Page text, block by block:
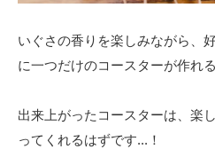
いぐさの香りを楽しみながら、
に一つだけのコースターが作れる
出来上がったコースターは、楽
ってくれるはずです...！